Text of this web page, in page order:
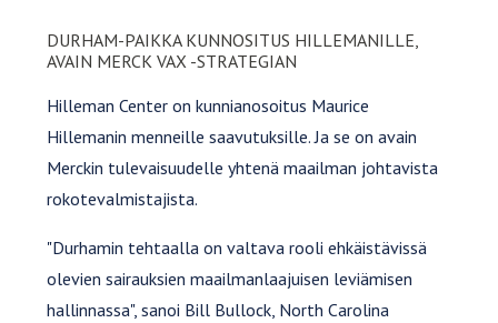
DURHAM-PAIKKA KUNNOSITUS HILLEMANILLE,
AVAIN MERCK VAX -STRATEGIAN
Hilleman Center on kunnianosoitus Maurice
Hillemanin menneille saavutuksille. Ja se on avain
Merckin tulevaisuudelle yhtenä maailman johtavista
rokotevalmistajista.
"Durhamin tehtaalla on valtava rooli ehkäistävissä
olevien sairauksien maailmanlaajuisen leviämisen
hallinnassa", sanoi Bill Bullock, North Carolina